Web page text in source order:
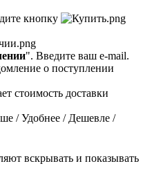
кнопку
". Введите ваш e-mail.
о поступлении
стоимость доставки
/ Удобнее / Дешевле /
вскрывать и показывать